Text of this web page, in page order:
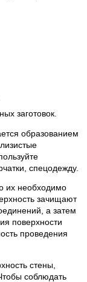
заготовок.
образованием
спецодежду.
их необходимо
зачищают
а затем
поверхности
проведения
стены,
соблюдать